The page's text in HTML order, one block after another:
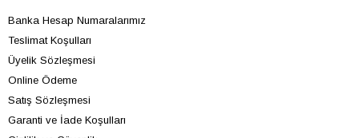
Banka Hesap Numaralarımız
Teslimat Koşulları
Üyelik Sözleşmesi
Online Ödeme
Satış Sözleşmesi
Garanti ve İade Koşulları